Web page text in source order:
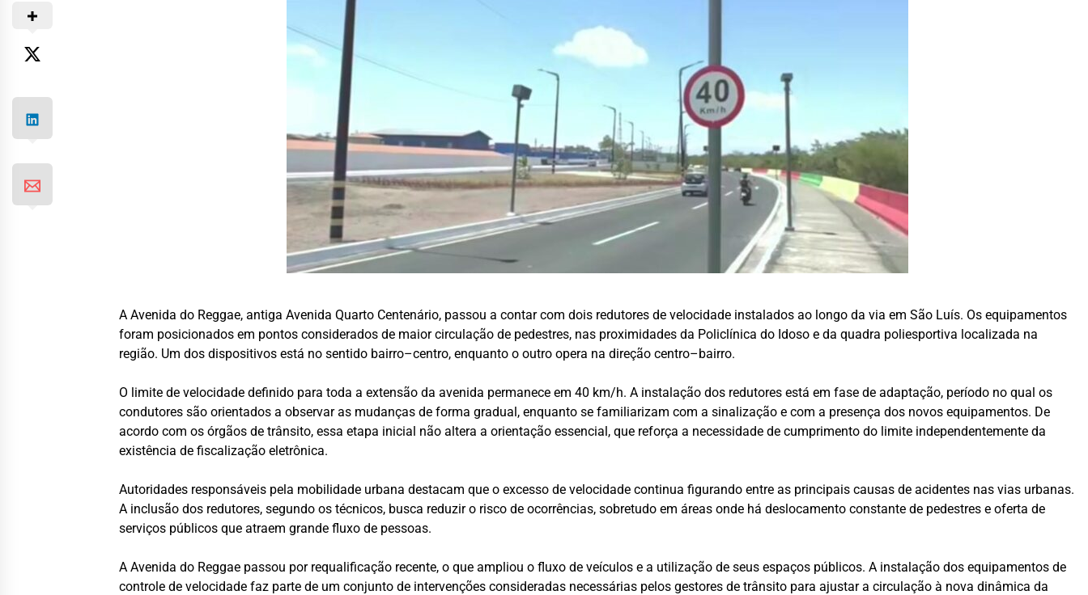
A Avenida do Reggae, antiga Avenida Quarto Centenário, passou a contar com dois redutores de velocidade instalados ao longo da via em São Luís. Os equipamentos
foram posicionados em pontos considerados de maior circulação de pedestres, nas proximidades da Policlínica do Idoso e da quadra poliesportiva localizada na
região. Um dos dispositivos está no sentido bairro–centro, enquanto o outro opera na direção centro–bairro.
O limite de velocidade definido para toda a extensão da avenida permanece em 40 km/h. A instalação dos redutores está em fase de adaptação, período no qual os
condutores são orientados a observar as mudanças de forma gradual, enquanto se familiarizam com a sinalização e com a presença dos novos equipamentos. De
acordo com os órgãos de trânsito, essa etapa inicial não altera a orientação essencial, que reforça a necessidade de cumprimento do limite independentemente da
existência de fiscalização eletrônica.
Autoridades responsáveis pela mobilidade urbana destacam que o excesso de velocidade continua figurando entre as principais causas de acidentes nas vias urbanas.
A inclusão dos redutores, segundo os técnicos, busca reduzir o risco de ocorrências, sobretudo em áreas onde há deslocamento constante de pedestres e oferta de
serviços públicos que atraem grande fluxo de pessoas.
A Avenida do Reggae passou por requalificação recente, o que ampliou o fluxo de veículos e a utilização de seus espaços públicos. A instalação dos equipamentos de
controle de velocidade faz parte de um conjunto de intervenções consideradas necessárias pelos gestores de trânsito para ajustar a circulação à nova dinâmica da